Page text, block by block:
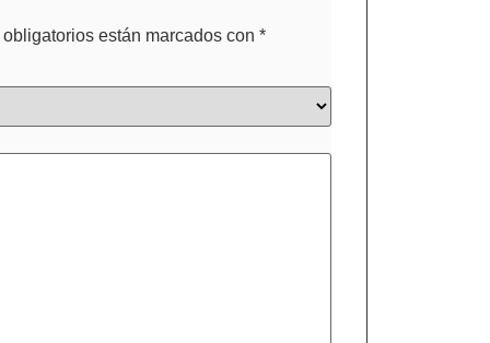
obligatorios están marcados con *